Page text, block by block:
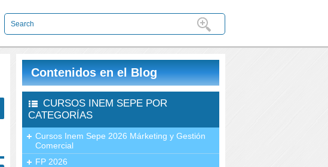
Contenidos en el Blog
CURSOS INEM SEPE POR
CATEGORÍAS
Cursos Inem Sepe 2026 Márketing y Gestión
Comercial
FP 2026